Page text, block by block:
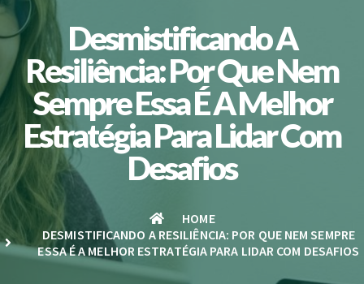
Desmistificando A
Resiliência: Por Que Nem
Sempre Essa É A Melhor
Estratégia Para Lidar Com
Desafios
HOME
DESMISTIFICANDO A RESILIÊNCIA: POR QUE NEM SEMPRE
ESSA É A MELHOR ESTRATÉGIA PARA LIDAR COM DESAFIOS